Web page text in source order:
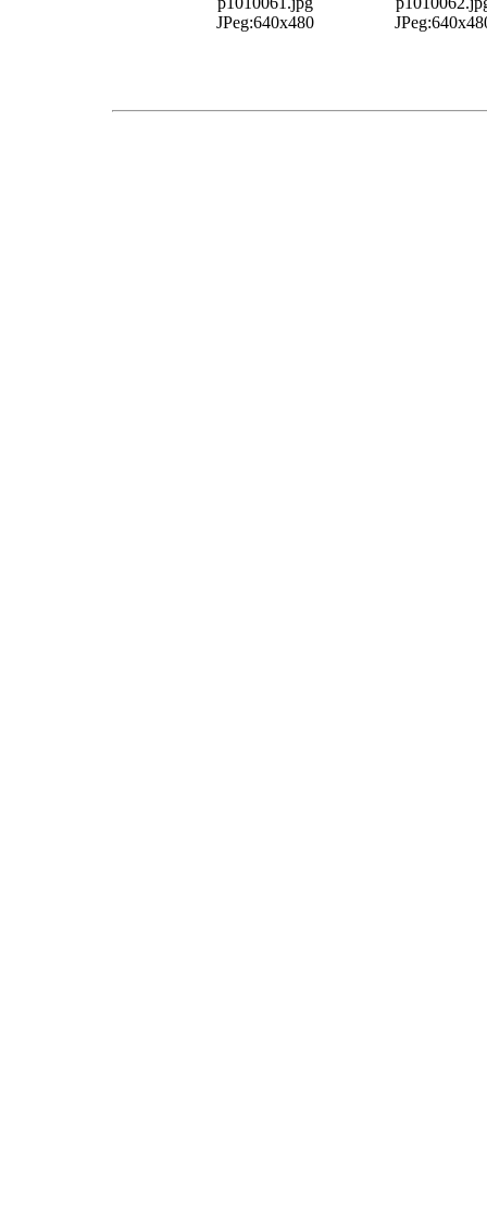
JPeg:640x480